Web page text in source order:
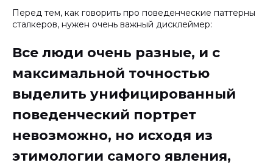
Перед тем, как говорить про поведенческие паттерны
сталкеров, нужен очень важный дисклеймер:
Все люди очень разные, и с
максимальной точностью
выделить унифицированный
поведенческий портрет
невозможно, но исходя из
этимологии самого явления,